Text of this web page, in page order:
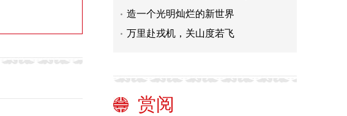
造一个光明灿烂的新世界
万里赴戎机，关山度若飞
赏阅